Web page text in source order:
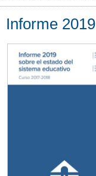
Informe